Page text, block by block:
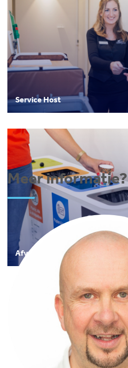
Service Host
Afvalmanagement
Meer informatie?